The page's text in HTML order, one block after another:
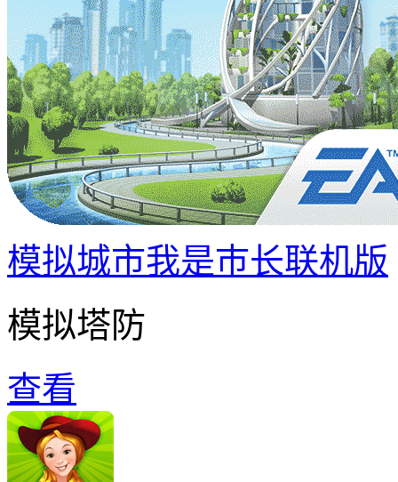
模拟城市我是巿长联机版
模拟塔防
查看